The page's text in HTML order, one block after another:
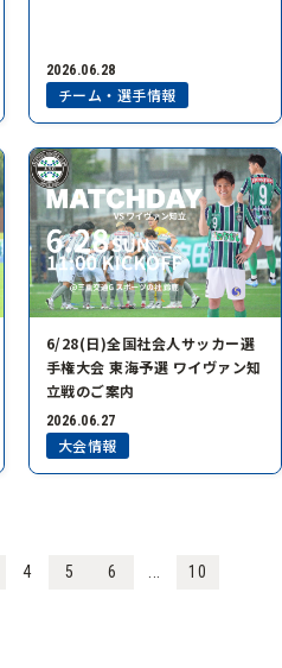
2026.06.28
チーム・選手情報
6/28(日)全国社会人サッカー選
手権大会 東海予選 ワイヴァン知
立戦のご案内
2026.06.27
大会情報
4 5 6
10